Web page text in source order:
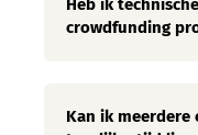
Heb ik
crowdfunding
Kan ik